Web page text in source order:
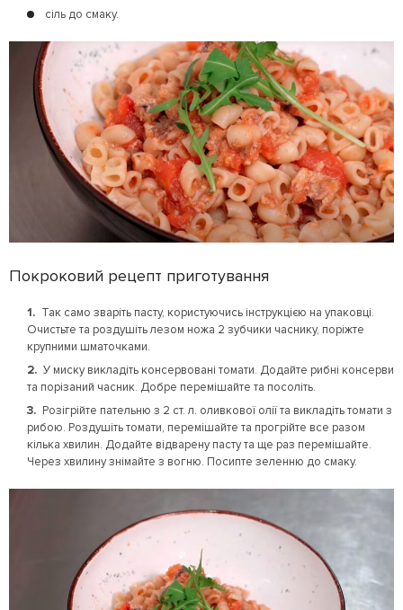
сіль до смаку.
Покроковий рецепт приготування
Так само зваріть пасту, користуючись інструкцією на упаковці.
Очистьте та роздушіть лезом ножа 2 зубчики часнику, поріжте
крупними шматочками.
У миску викладіть консервовані томати. Додайте рибні консерви
та порізаний часник. Добре перемішайте та посоліть.
Розігрійте пательню з 2 ст. л. оливкової олії та викладіть томати з
рибою. Роздушіть томати, перемішайте та прогрійте все разом
кілька хвилин. Додайте відварену пасту та ще раз перемішайте.
Через хвилину знімайте з вогню. Посипте зеленню до смаку.